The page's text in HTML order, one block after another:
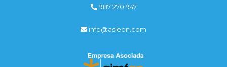
987 270 947
info@asleon.com